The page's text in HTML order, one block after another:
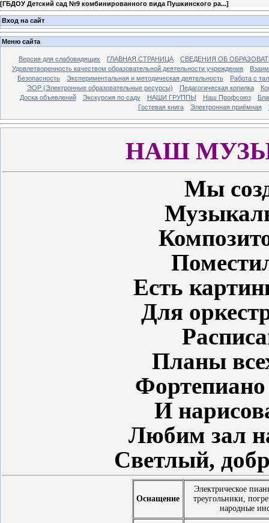
[ГБДОУ Детский сад №9 комбинированного вида Пушкинского ра...]
Вход на сайт
Меню сайта
Версия для слабовидящих ГЛАВНАЯ СТРАНИЦА
СВЕДЕНИЯ ОБ
Удовлетворенность качеством образовательной деятельности учреждения
Безопасность
Экспериментальная и методическая деятельность
Работа с
ЭОР (Электронные образовательные ресурсы)
Педагогическая копилка
Доска объявлений
Экскурсия по саду НАШИ ГРУППЫ Наш Профсоюз
Гостевая книга
Электронная приёмная
НАШ
Мы
Есть
Для
Планы
Фортепиано
И
Любим зал
Светлый,
Оснащение
Электрическое
треугольники,
народные